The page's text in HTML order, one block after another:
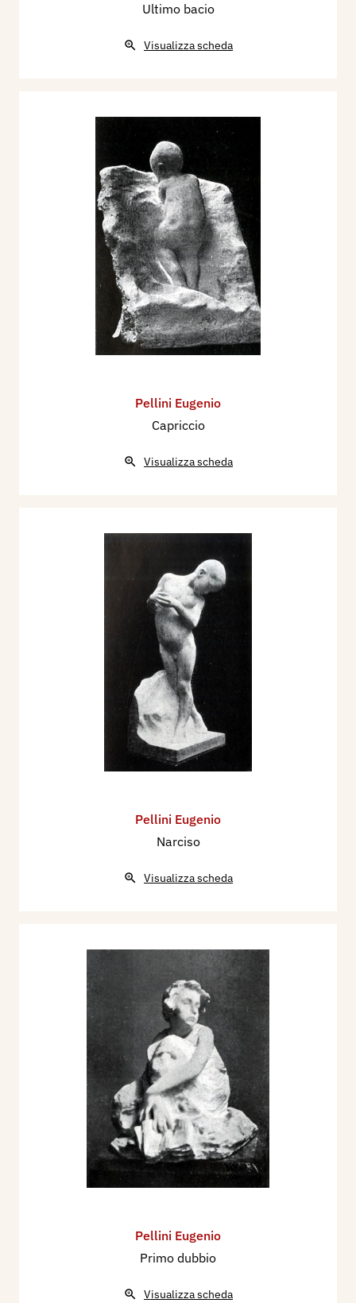
Ultimo bacio
Visualizza scheda
Pellini Eugenio
Capriccio
Visualizza scheda
Pellini Eugenio
Narciso
Visualizza scheda
Pellini Eugenio
Primo dubbio
Visualizza scheda